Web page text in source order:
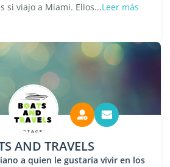
si viajo a Miami. Ellos...Leer más
AND TRAVELS
a quien le gustaría vivir en los